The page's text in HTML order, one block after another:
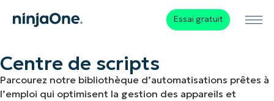
Essai gratuit
Centre de scripts
Parcourez notre bibliothèque d’automatisations prêtes à
l’emploi qui optimisent la gestion des appareils et